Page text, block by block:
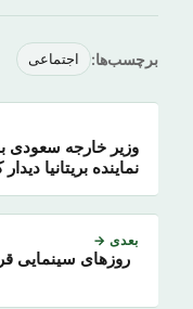
برچسب‌ها: اجتماعی
وزیر خارجه سعودی
نماینده بریتانیا دیدار
بعدی →
روزهای سینمایی